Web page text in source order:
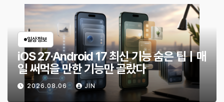
일상정보
iOS 27·Android 17 최신 기능 숨은 팁｜매
일 써먹을 만한 기능만 골랐다
2026.08.06 JIN